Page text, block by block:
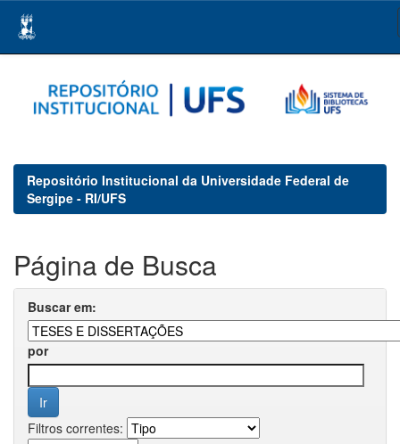
navigation
Repositório Institucional da Universidade Federal de
Sergipe - RI/UFS
Página de Busca
Buscar em:
por
Filtros correntes: